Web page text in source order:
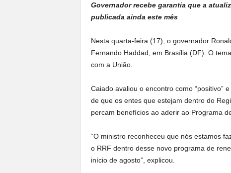
Governador recebe garantia que a
publicada ainda este mês
Nesta quarta-feira (17), o governador
Fernando Haddad, em Brasília (DF). O
com a União.
Caiado avaliou o encontro como “positivo”
de que os entes que estejam dentro do
percam benefícios ao aderir ao Programa
“O ministro reconheceu que nós estamos
o RRF dentro desse novo programa de
início de agosto”, explicou.